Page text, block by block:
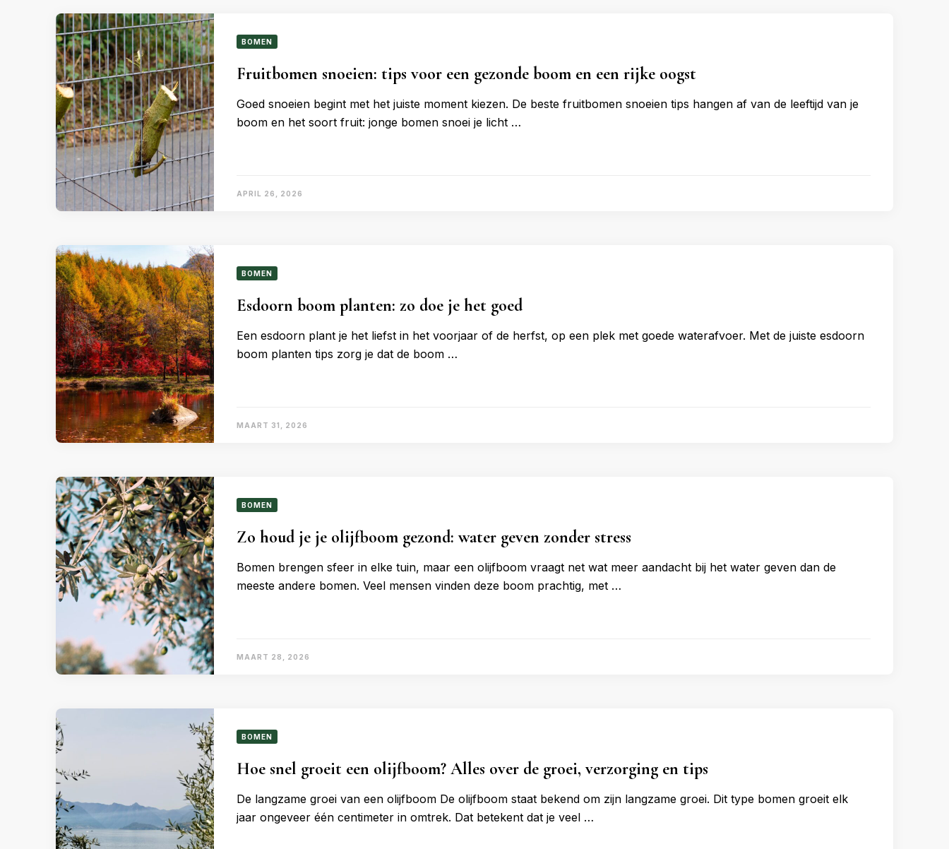
BOMEN
Fruitbomen snoeien: tips voor een gezonde boom en een rijke oogst
Goed snoeien begint met het juiste moment kiezen. De beste fruitbomen snoeien tips hangen af van de leeftijd van je
boom en het soort fruit: jonge bomen snoei je licht …
APRIL 26, 2026
BOMEN
Esdoorn boom planten: zo doe je het goed
Een esdoorn plant je het liefst in het voorjaar of de herfst, op een plek met goede waterafvoer. Met de juiste esdoorn
boom planten tips zorg je dat de boom …
MAART 31, 2026
BOMEN
Zo houd je je olijfboom gezond: water geven zonder stress
Bomen brengen sfeer in elke tuin, maar een olijfboom vraagt net wat meer aandacht bij het water geven dan de
meeste andere bomen. Veel mensen vinden deze boom prachtig, met …
MAART 28, 2026
BOMEN
Hoe snel groeit een olijfboom? Alles over de groei, verzorging en tips
De langzame groei van een olijfboom De olijfboom staat bekend om zijn langzame groei. Dit type bomen groeit elk
jaar ongeveer één centimeter in omtrek. Dat betekent dat je veel …